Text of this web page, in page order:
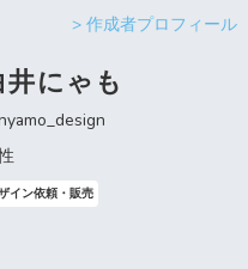
> 作成者プロフィール
井にゃも
イン依頼・販売